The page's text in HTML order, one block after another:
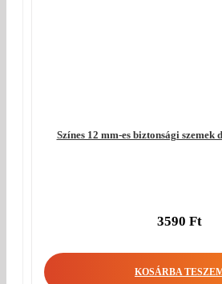
Színes 12 mm-es biztonsági szemek
3590 Ft
KOSÁRBA